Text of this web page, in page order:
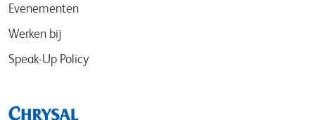
Evenementen
Werken bij
Speak-Up Policy